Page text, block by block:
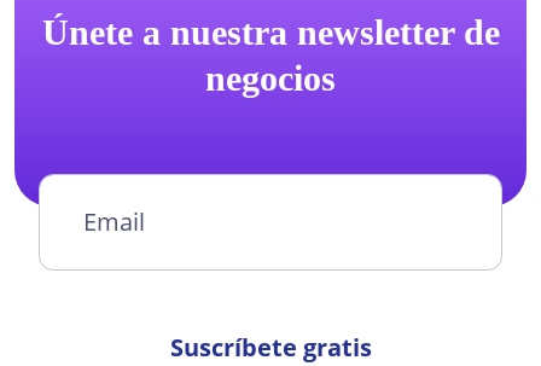
Únete a nuestra newsletter de
negocios
Suscríbete gratis